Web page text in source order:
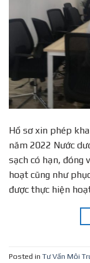
Hồ sơ xin phép
năm 2022 Nước
sạch có hạn, đóng
hoạt cũng như
được thực hiện
Posted in Tư Vấn Môi